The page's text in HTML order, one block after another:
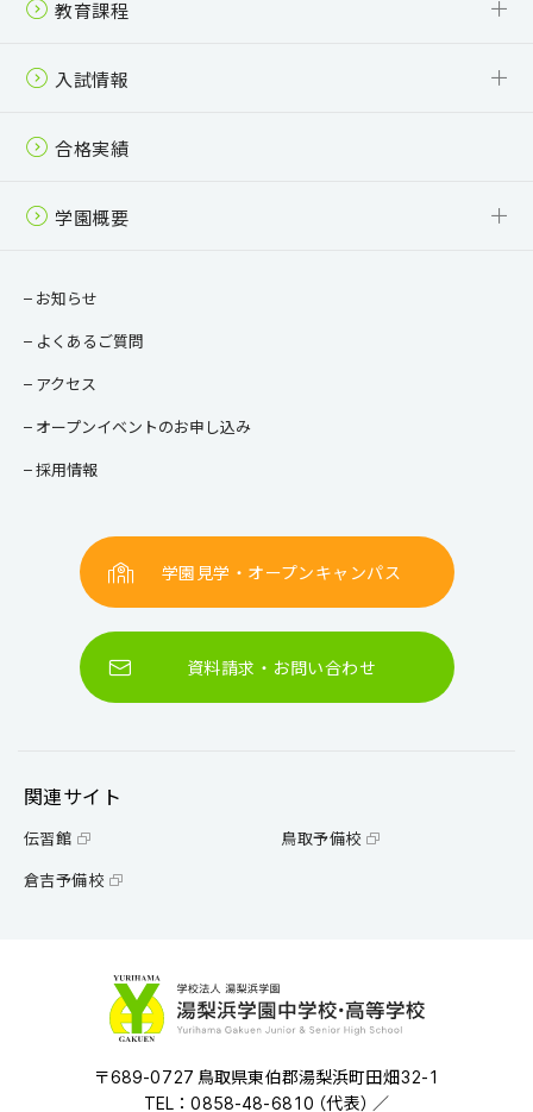
校舎・制服
年間行事
クラブ活動
スクールバス
夏梨祭（学園祭）
教育課程
中学校 カリキュラム
高等学校（全日制） カリキュラム
高等学校（通信制） カリキュラム
入試情報
中学校 募集要項
高等学校（全日制） 募集要項
高等学校（通信制） 募集要項
入学案内パンフレット
合格実績
学園概要
お知らせ
よくあるご質問
アクセス
オープンイベントのお申し込み
採用情報
学園見学・オープンキャンパス
資料請求・お問い合わせ
関連サイト
伝習館
鳥取予備校
倉吉予備校
〒689-0727 鳥取県東伯郡湯梨浜町田畑32-1
TEL：0858-48-6810 （代表） ／